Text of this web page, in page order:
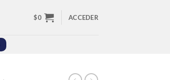
$0 ACCEDER